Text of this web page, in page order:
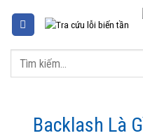
dungTìm
Backlash Là